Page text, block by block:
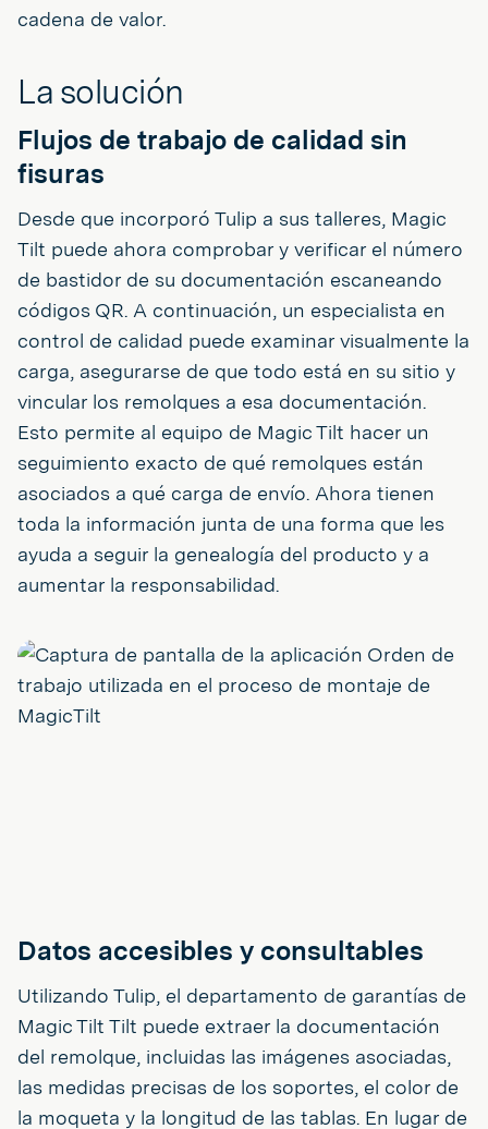
cadena de valor.
La solución
Flujos de trabajo de calidad sin
fisuras
Desde que incorporó Tulip a sus talleres, Magic
Tilt puede ahora comprobar y verificar el número
de bastidor de su documentación escaneando
códigos QR. A continuación, un especialista en
control de calidad puede examinar visualmente la
carga, asegurarse de que todo está en su sitio y
vincular los remolques a esa documentación.
Esto permite al equipo de Magic Tilt hacer un
seguimiento exacto de qué remolques están
asociados a qué carga de envío. Ahora tienen
toda la información junta de una forma que les
ayuda a seguir la genealogía del producto y a
aumentar la responsabilidad.
Datos accesibles y consultables
Utilizando Tulip, el departamento de garantías de
Magic Tilt Tilt puede extraer la documentación
del remolque, incluidas las imágenes asociadas,
las medidas precisas de los soportes, el color de
la moqueta y la longitud de las tablas. En lugar de